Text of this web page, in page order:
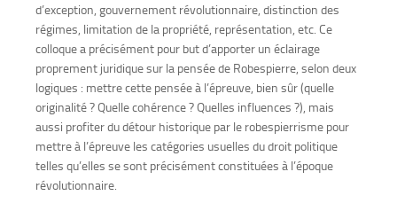
d’exception, gouvernement révolutionnaire, distinction des
régimes, limitation de la propriété, représentation, etc. Ce
colloque a précisément pour but d’apporter un éclairage
proprement juridique sur la pensée de Robespierre, selon deux
logiques : mettre cette pensée à l’épreuve, bien sûr (quelle
originalité ? Quelle cohérence ? Quelles influences ?), mais
aussi profiter du détour historique par le robespierrisme pour
mettre à l’épreuve les catégories usuelles du droit politique
telles qu’elles se sont précisément constituées à l’époque
révolutionnaire.